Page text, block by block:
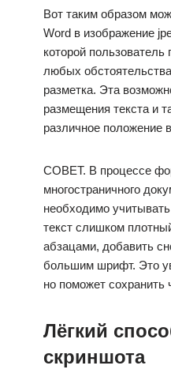
Вот таким образом
Word в изображение
которой
любых
разметка. Эта
размещения текста и
различное положение
СОВЕТ. В процессе
многостраничного
необходимо
текст слишком
абзацами, добавить
большим шрифт. Это
но поможет сохранить
Лёгкий
скриншота